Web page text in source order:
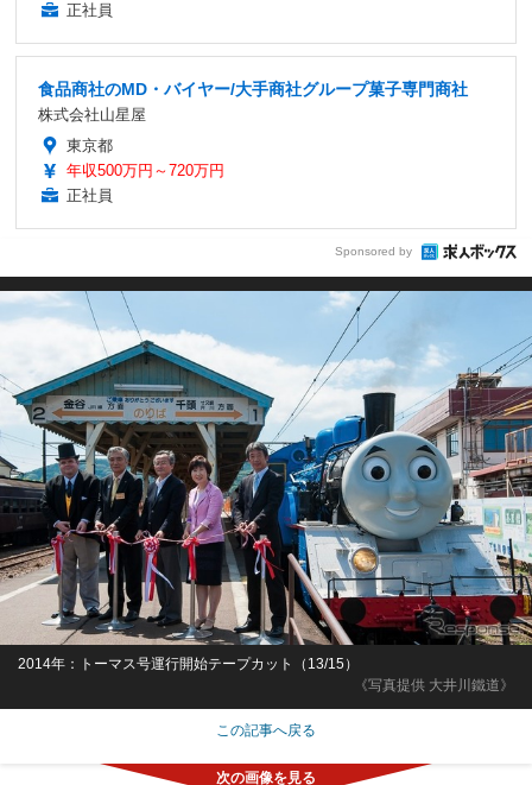
正社員
食品商社のMD・バイヤー/大手商社グループ菓子専門商社
株式会社山星屋
東京都
年収500万円～720万円
正社員
Sponsored by
《写真提供 大井川鐵道》
2014年：トーマス号運行開始テープカット（13/15）
この記事へ戻る